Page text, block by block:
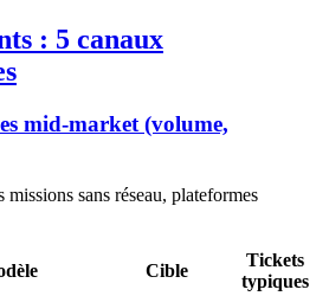
: 5 canaux
mid-market (volume,
sans réseau, plateformes
Cible
Tickets
typiques